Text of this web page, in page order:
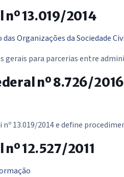
nº 13.019/2014
Organizações da Sociedade
gerais para parcerias entre
nº 8.726/2016
13.019/2014 e define
nº 12.527/2011